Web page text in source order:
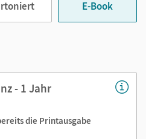
link-
E-Book
- 1 Jahr
die Printausgabe